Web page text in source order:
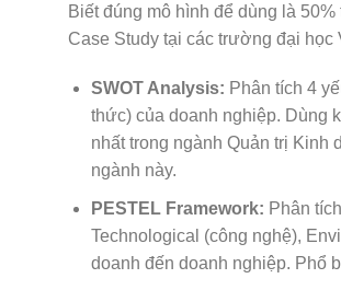
Biết đúng mô hình để dùng là
Case Study tại các trường đại học
SWOT Analysis: Phân tích 4
thức) của doanh nghiệp. Dùng
nhất trong ngành Quản trị Kinh
ngành này.
PESTEL Framework: Phân
Technological (công nghệ),
doanh đến doanh nghiệp. Phổ